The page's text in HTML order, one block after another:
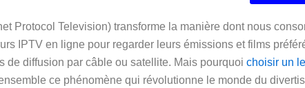
Protocol Television) transforme la manière dont nous
IPTV en ligne pour regarder leurs émissions et films
de diffusion par câble ou satellite. Mais pourquoi choisir un
ce phénomène qui révolutionne le monde du